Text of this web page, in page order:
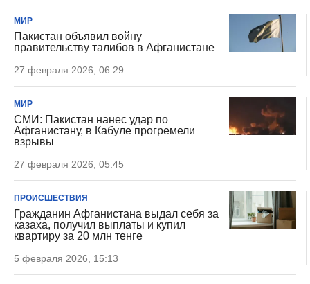
МИР
Пакистан объявил войну
правительству талибов в Афганистане
27 февраля 2026, 06:29
МИР
СМИ: Пакистан нанес удар по
Афганистану, в Кабуле прогремели
взрывы
27 февраля 2026, 05:45
ПРОИСШЕСТВИЯ
Гражданин Афганистана выдал себя за
казаха, получил выплаты и купил
квартиру за 20 млн тенге
5 февраля 2026, 15:13